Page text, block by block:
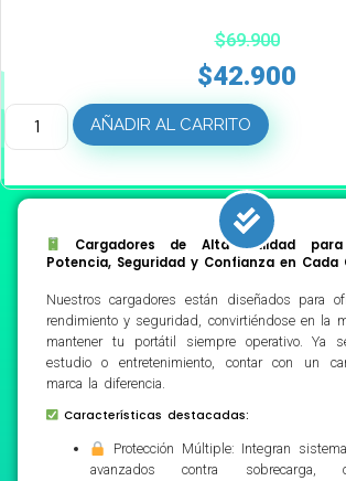
$69.900
$42.900
AÑADIR AL CARRITO
Cargadores de Alta Calidad
Potencia, Seguridad y Confianza en Cada
Nuestros cargadores están diseñados para
rendimiento y seguridad, convirtiéndose en la
mantener tu portátil siempre operativo. Ya
estudio o entretenimiento, contar con un
marca la diferencia.
Características destacadas:
Protección Múltiple: Integran
avanzados contra sobrecarga,